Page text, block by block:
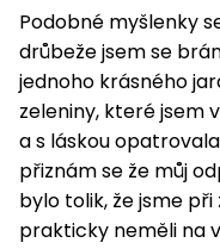
Čerpadla
a
vodárny
Postřikovače
a rosiče
Vysokotlaké
čističe
a
asfaltu
Měřící
přístroje
Ventilátory,
klimatizace
Podobné myšlenky
drůbeže jsem se
jednoho krásného
zeleniny, které jsem
a s láskou
přiznám se že můj
bylo tolik, že jsme
prakticky neměli na